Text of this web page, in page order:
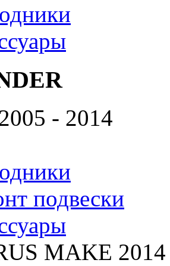
- 2014
подвески
MAKE